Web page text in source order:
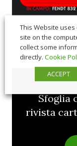
Sfoglia
rivista
This Website
site on the
collect some
directly. Cookie
ACCEPT